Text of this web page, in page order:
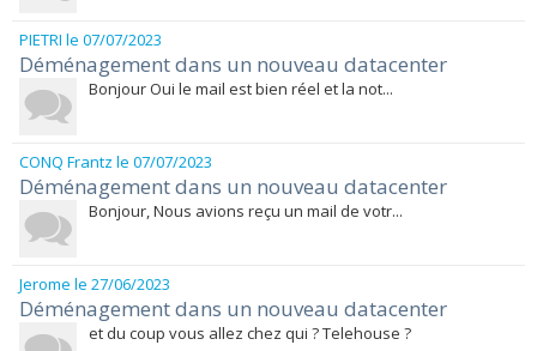
PIETRI le 07/07/2023
Déménagement dans un nouveau datacenter
Bonjour Oui le mail est bien réel et la not...
CONQ Frantz le 07/07/2023
Déménagement dans un nouveau datacenter
Bonjour, Nous avions reçu un mail de votr...
Jerome le 27/06/2023
Déménagement dans un nouveau datacenter
et du coup vous allez chez qui ? Telehouse ?